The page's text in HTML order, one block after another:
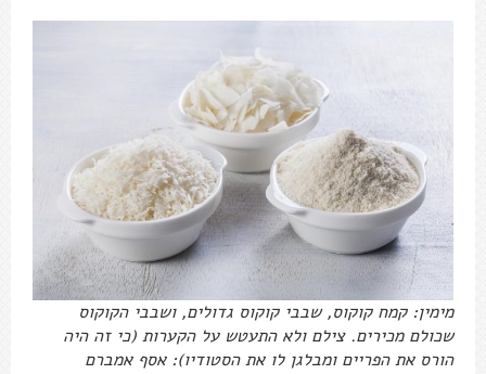
מימין: קמח קוקוס, שבבי קוקוס גדולים, ושבבי הקוקוס
שכולם מכירים. צילם ולא התעטש על הקערות (כי זה היה
הורס את הפריים ומבלגן לו את הסטודיו): אסף אמברם